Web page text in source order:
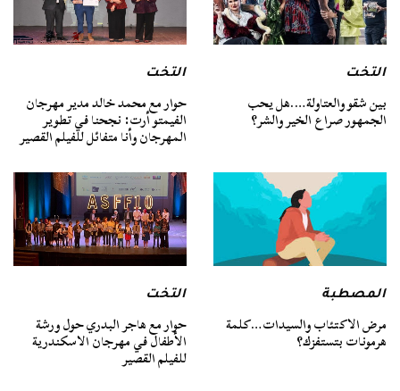
التخت
بين شقو والعتاولة….هل يحب
الجمهور صراع الخير والشر؟
التخت
حوار مع محمد خالد مدير مهرجان
الفيمتو أرت: نجحنا في تطوير
المهرجان وأنا متفائل للفيلم القصير
المصطبة
مرض الاكتئاب والسيدات…كلمة
هرمونات بتستفزك؟
التخت
حوار مع هاجر البدري حول ورشة
الأطفال في مهرجان الاسكندرية
للفيلم القصير